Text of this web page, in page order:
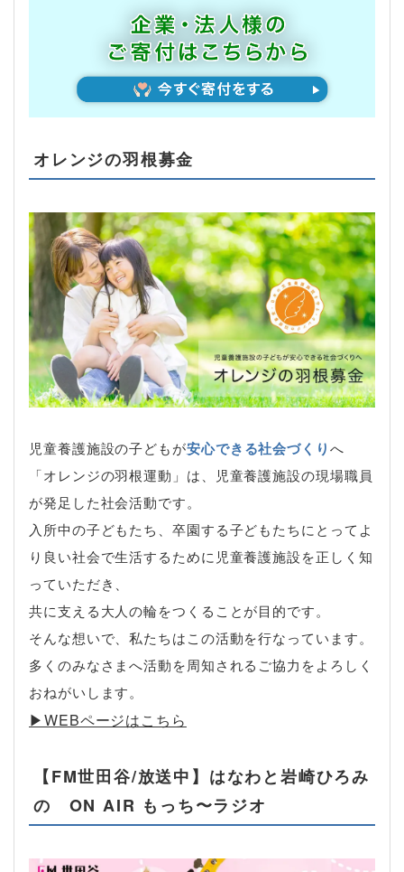
オレンジの羽根募金
児童養護施設の子どもが安心できる社会づくりへ
「オレンジの羽根運動」は、児童養護施設の現場職員
が発足した社会活動です。
入所中の子どもたち、卒園する子どもたちにとってよ
り良い社会で生活するために児童養護施設を正しく知
っていただき、
共に支える大人の輪をつくることが目的です。
そんな想いで、私たちはこの活動を行なっています。
多くのみなさまへ活動を周知されるご協力をよろしく
おねがいします。
▶︎WEBページはこちら
【FM世田谷/放送中】はなわと岩崎ひろみ
の ON AIR もっち〜ラジオ